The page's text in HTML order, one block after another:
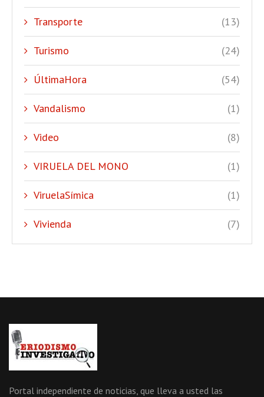
Transporte (13)
Turismo (24)
ÚltimaHora (54)
Vandalismo (1)
Video (8)
VIRUELA DEL MONO (1)
ViruelaSímica (1)
Vivienda (7)
Portal independiente de noticias, que lleva a usted las